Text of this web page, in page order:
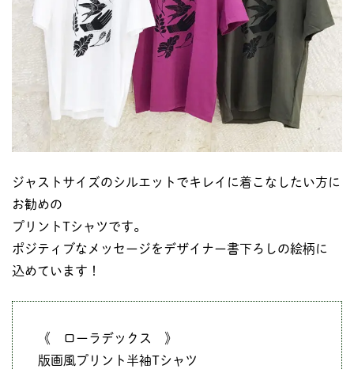
ジャストサイズのシルエットでキレイに着こなしたい方に
お勧めの
プリントTシャツです。
ポジティブなメッセージをデザイナー書下ろしの絵柄に
込めています！
《 ローラデックス 》
版画風プリント半袖Tシャツ